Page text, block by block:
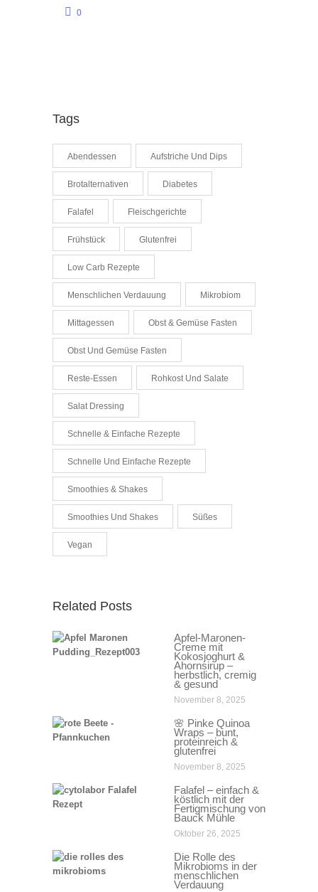
0
Tags
Abendessen Aufstriche Und Dips
Brotalternativen Diabetes
Falafel Fleischgerichte
Frühstück Glutenfrei
Low Carb Rezepte
Menschlichen Verdauung Mikrobiom
Mittagessen Obst & Gemüse Fasten
Obst Und Gemüse Fasten
Reste-Essen Rohkost Und Salate
Salat Dressing
Schnelle & Einfache Rezepte
Schnelle Und Einfache Rezepte
Smoothies & Shakes
Smoothies Und Shakes Süßes
Vegan
Related Posts
Apfel-Maronen-
Creme mit
Kokosjoghurt &
Ahornsirup –
herbstlich, cremig
& gesund
November 8, 2025
🌸 Pinke Quinoa
Wraps – bunt,
proteinreich &
glutenfrei
November 8, 2025
Falafel – einfach &
köstlich mit der
Fertigmischung von
Bauck Mühle
Oktober 26, 2025
Die Rolle des
Mikrobioms in der
menschlichen
Verdauung